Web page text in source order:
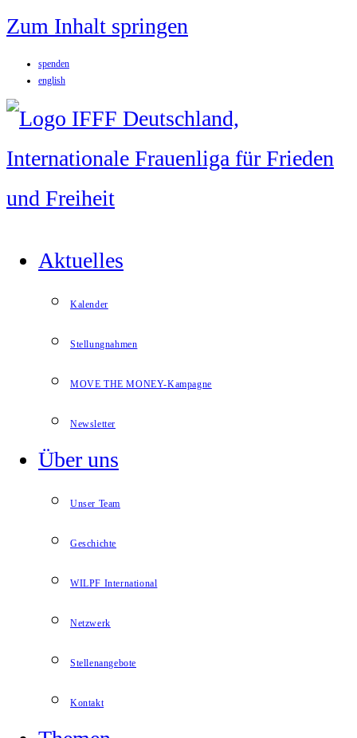
Zum Inhalt springen
spenden
english
Aktuelles
Kalender
Stellungnahmen
MOVE THE MONEY-Kampagne
Newsletter
Über uns
Unser Team
Geschichte
WILPF International
Netzwerk
Stellenangebote
Kontakt